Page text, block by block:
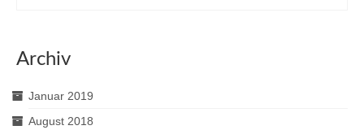
Archiv
Januar 2019
August 2018